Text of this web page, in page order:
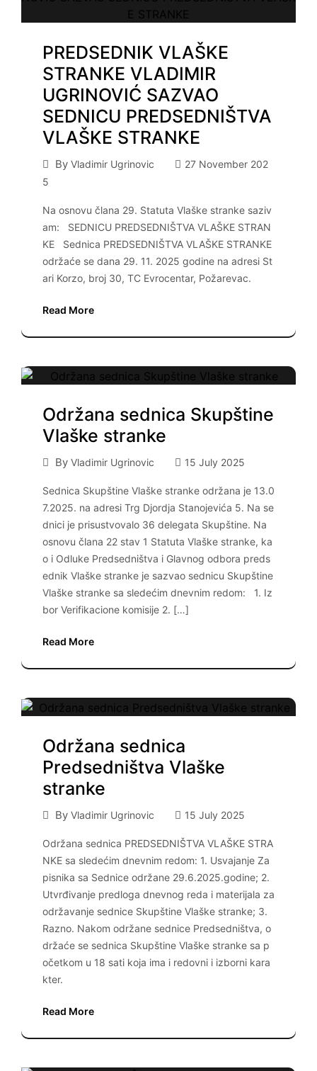
PREDSEDNIK VLAŠKE
STRANKE VLADIMIR
UGRINOVIĆ SAZVAO
SEDNICU PREDSEDNIŠTVA
VLAŠKE STRANKE
By Vladimir Ugrinovic
27 November 202
5
Na osnovu člana 29. Statuta Vlaške stranke saziv
am: SEDNICU PREDSEDNIŠTVA VLAŠKE STRAN
KE Sednica PREDSEDNIŠTVA VLAŠKE STRANKE
održaće se dana 29. 11. 2025 godine na adresi St
ari Korzo, broj 30, TC Evrocentar, Požarevac.
Read More
Održana sednica Skupštine
Vlaške stranke
By Vladimir Ugrinovic 15 July 2025
Sednica Skupštine Vlaške stranke održana je 13.0
7.2025. na adresi Trg Djordja Stanojevića 5. Na se
dnici je prisustvovalo 36 delegata Skupštine. Na
osnovu člana 22 stav 1 Statuta Vlaške stranke, ka
o i Odluke Predsedništva i Glavnog odbora preds
ednik Vlaške stranke je sazvao sednicu Skupštine
Vlaške stranke sa sledećim dnevnim redom: 1. Iz
bor Verifikacione komisije 2. […]
Read More
Održana sednica
Predsedništva Vlaške
stranke
By Vladimir Ugrinovic 15 July 2025
Održana sednica PREDSEDNIŠTVA VLAŠKE STRA
NKE sa sledećim dnevnim redom: 1. Usvajanje Za
pisnika sa Sednice održane 29.6.2025.godine; 2.
Utvrđivanje predloga dnevnog reda i materijala za
održavanje sednice Skupštine Vlaške stranke; 3.
Razno. Nakom održane sednice Predsedništva, o
držaće se sednica Skupštine Vlaške stranke sa p
očetkom u 18 sati koja ima i redovni i izborni kara
kter.
Read More